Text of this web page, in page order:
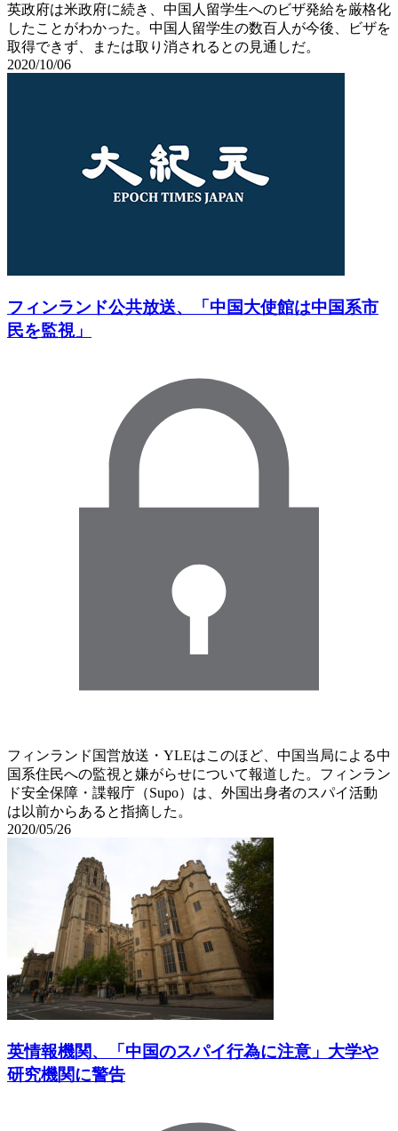
英政府は米政府に続き、中国人留学生へのビザ発給を厳格化
したことがわかった。中国人留学生の数百人が今後、ビザを
取得できず、または取り消されるとの見通しだ。
2020/10/06
フィンランド公共放送、「中国大使館は中国系市
民を監視」
フィンランド国営放送・YLEはこのほど、中国当局による中
国系住民への監視と嫌がらせについて報道した。フィンラン
ド安全保障・諜報庁（Supo）は、外国出身者のスパイ活動
は以前からあると指摘した。
2020/05/26
英情報機関、「中国のスパイ行為に注意」大学や
研究機関に警告